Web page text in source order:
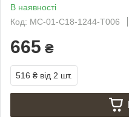
В наявності
Код: MC-01-C18-1244-T006
665 ₴
516 ₴ від 2 шт.